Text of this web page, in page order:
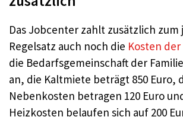
Das Jobcenter zahlt zusätzlich zum
Regelsatz auch noch die Kosten
die Bedarfsgemeinschaft der
an, die Kaltmiete beträgt 850 Euro,
Nebenkosten betragen 120 Euro
Heizkosten belaufen sich auf 200